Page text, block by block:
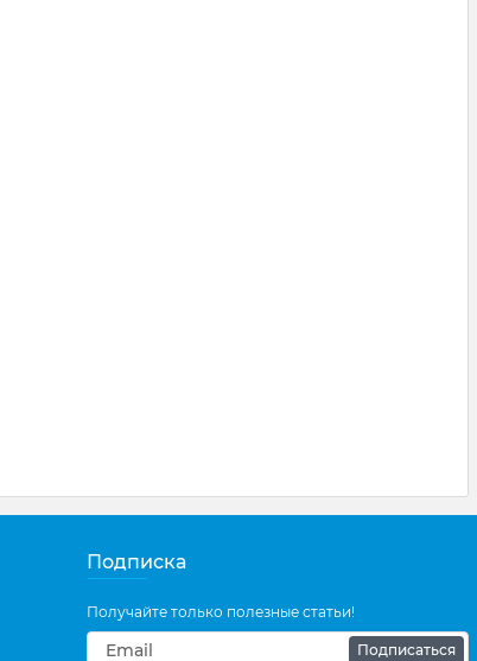
Подписка
Получайте только полезные статьи!
Подписаться